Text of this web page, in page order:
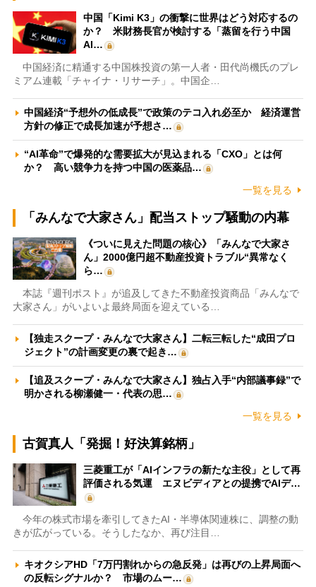
中国「Kimi K3」の衝撃に世界はどう対応するの
か？ 米財務長官が検討する「蒸留を行う中国
AI…
中国経済に精通する中国株投資の第一人者・田代尚機氏のプレ
ミアム連載「チャイナ・リサーチ」。中国企…
中国経済“予想外の低成長”で政策のテコ入れ必至か 経済運営
方針の修正で成長加速が予想さ…
“AI革命”で爆発的な需要拡大が見込まれる「CXO」とは何
か？ 高い競争力を持つ中国の医薬品…
一覧を見る
「みんなで大家さん」配当ストップ騒動の内幕
《ついに見えた問題の核心》「みんなで大家さ
ん」2000億円超不動産投資トラブル“異常なく
ら…
本誌『週刊ポスト』が追及してきた不動産投資商品「みんなで
大家さん」がいよいよ最終局面を迎えている…
【独走スクープ・みんなで大家さん】二転三転した“成田プロ
ジェクト”の計画変更の裏で起き…
【追及スクープ・みんなで大家さん】独占入手“内部議事録”で
明かされる柳瀬健一・代表の思…
一覧を見る
古賀真人「発掘！好決算銘柄」
三菱重工が「AIインフラの新たな主役」として再
評価される気運 エヌビディアとの提携でAIデ…
今年の株式市場を牽引してきたAI・半導体関連株に、調整の動
きが広がっている。そうしたなか、再び注目…
キオクシアHD「7万円割れからの急反発」は再びの上昇局面へ
の反転シグナルか？ 市場のムー…